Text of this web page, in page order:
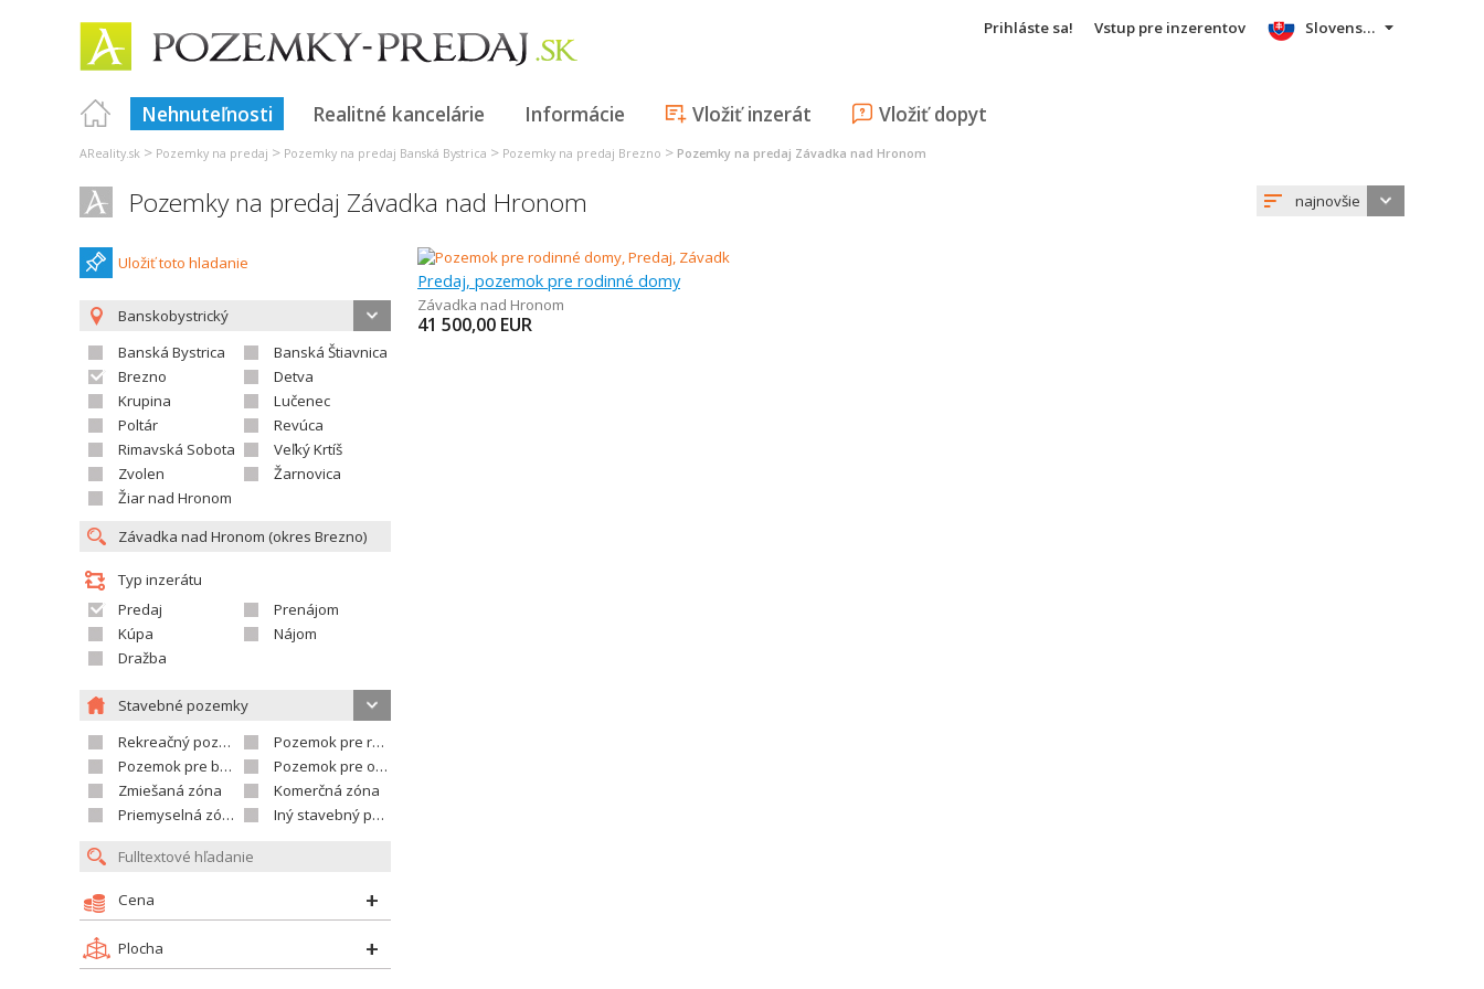
Prihláste sa! Vstup pre inzerentov
Nehnuteľnosti Realitné kancelárie Informácie Vložiť inzerát Vložiť dopyt
Slovensky
AReality.sk > Pozemky na predaj > Pozemky na predaj Banská Bystrica > Pozemky na predaj Brezno > Pozemky na predaj Závadka nad Hronom
Pozemky na predaj Závadka nad Hronom najnovšie
Uložiť toto hladanie
Banskobystrický
Banská Bystrica
Banská Štiavnica
Brezno
Detva
Krupina
Lučenec
Poltár
Revúca
Rimavská Sobota
Veľký Krtíš
Zvolen
Žarnovica
Žiar nad Hronom
Typ inzerátu
Predaj
Prenájom
Kúpa
Nájom
Dražba
Stavebné pozemky
Rekreačný pozemok
Pozemok pre rodinné domy
Pozemok pre bytovú výstavbu
Pozemok pre občian.vybavenosť
Zmiešaná zóna
Komerčná zóna
Priemyselná zóna
Iný stavebný pozemok
Cena
Plocha
Predaj, pozemok pre rodinné domy
Závadka nad Hronom
41 500,00 EUR